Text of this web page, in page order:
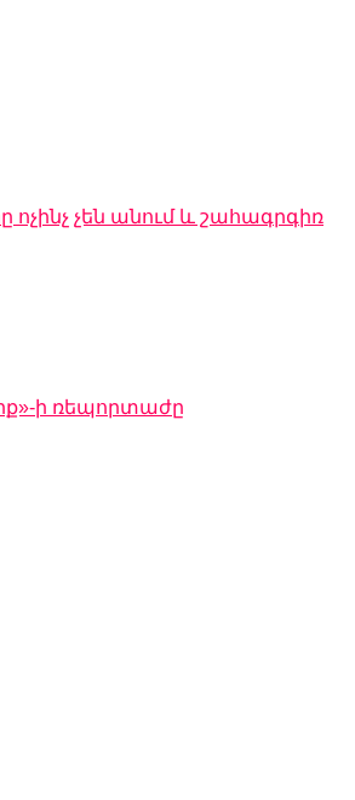
ոչինչ չեն անում և շահագրգիռ
ի ռեպորտաժը